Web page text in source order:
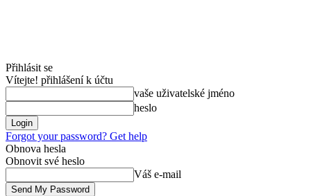
Přihlásit se
Vítejte! přihlášení k účtu
vaše uživatelské jméno
heslo
Forgot your password? Get help
Obnova hesla
Obnovit své heslo
Váš e-mail